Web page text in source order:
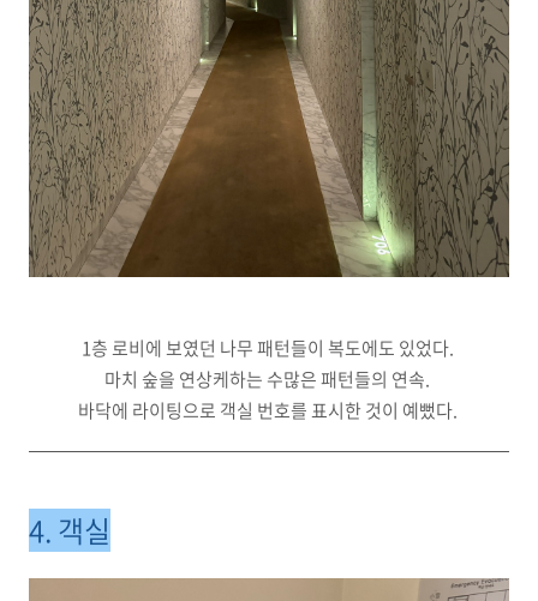
1층 로비에 보였던 나무 패턴들이 복도에도 있었다.
마치 숲을 연상케하는 수많은 패턴들의 연속.
바닥에 라이팅으로 객실 번호를 표시한 것이 예뻤다.
4. 객실